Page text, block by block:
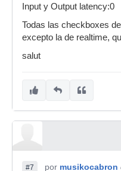
Input y Output latency:0
Todas las checkboxes
excepto la de realtime,
salut
#7 por musikocabron